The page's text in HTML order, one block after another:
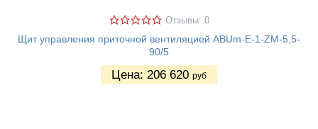
Отзывы: 0
Щит управления приточной вентиляцией ABUm-E-1-ZM-5,5-
90/5
Цена: 206 620 руб